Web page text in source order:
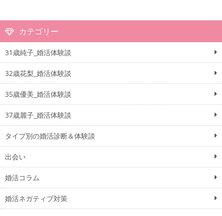
カテゴリー
31歳純子_婚活体験談
32歳花梨_婚活体験談
35歳優美_婚活体験談
37歳麗子_婚活体験談
タイプ別の婚活診断＆体験談
出会い
婚活コラム
婚活ネガティブ対策